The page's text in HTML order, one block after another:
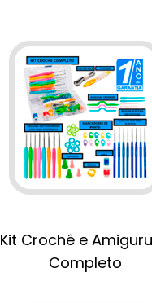
Kit Crochê e
Completo